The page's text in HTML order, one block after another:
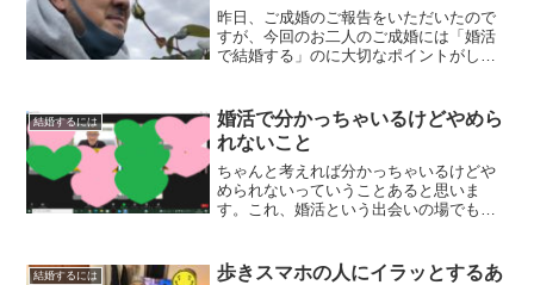
昨日、ご成婚のご報告をいただいたので
すが、今回のお二人のご成婚には「婚活
で結婚する」のに大切なポイントがしっ
結婚するには
婚活で分かっちゃいるけどやめら
れないこと
ちゃんと考えれば分かっちゃいるけどや
められないっていうことあると思いま
す。これ、婚活という出会いの場でもよ
結婚するには
歩きスマホの人にイラッとするあ